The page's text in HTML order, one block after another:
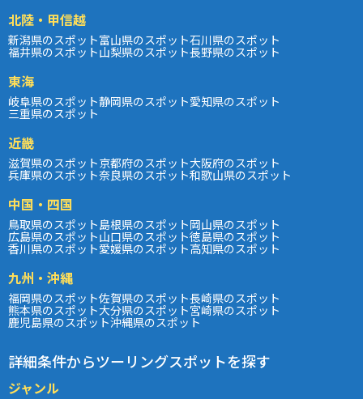
北陸・甲信越
新潟県のスポット富山県のスポット石川県のスポット
福井県のスポット山梨県のスポット長野県のスポット
東海
岐阜県のスポット静岡県のスポット愛知県のスポット
三重県のスポット
近畿
滋賀県のスポット京都府のスポット大阪府のスポット
兵庫県のスポット奈良県のスポット和歌山県のスポット
中国・四国
鳥取県のスポット島根県のスポット岡山県のスポット
広島県のスポット山口県のスポット徳島県のスポット
香川県のスポット愛媛県のスポット高知県のスポット
九州・沖縄
福岡県のスポット佐賀県のスポット長崎県のスポット
熊本県のスポット大分県のスポット宮崎県のスポット
鹿児島県のスポット沖縄県のスポット
詳細条件からツーリングスポットを探す
ジャンル